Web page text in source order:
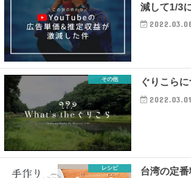
減して1/3
その他 ぐりこら
2022.03.01
レシピ
台湾の定